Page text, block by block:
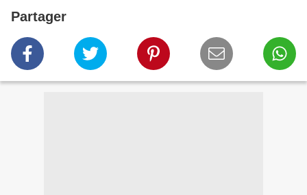
Partager